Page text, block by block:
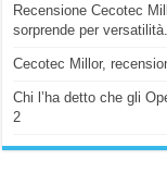
Recensione Cecotec
sorprende per versatilità.
Cecotec Millor,
Chi l’ha detto che gli
2